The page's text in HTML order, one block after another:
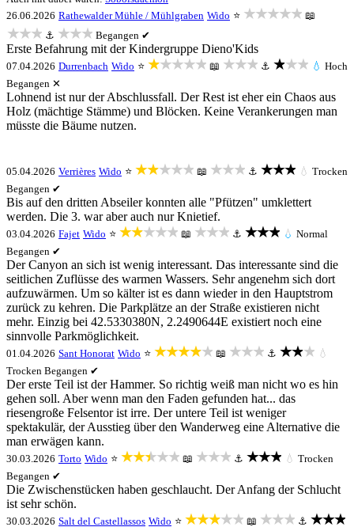
26.06.2026 Rathewalder Mühle / Mühlgraben Wido ⭐ ★★★★★ 📖
★★★ ⚓ ★★★ Begangen ✔
Erste Befahrung mit der Kindergruppe Dieno'Kids
07.04.2026 Durrenbach Wido ⭐ ★★★★★ 📖 ★★★ ⚓ ★★★ 💧 Hoch
Begangen ✕
Lohnend ist nur der Abschlussfall. Der Rest ist eher ein Chaos aus
Holz (mächtige Stämme) und Blöcken. Keine Verankerungen man
müsste die Bäume nutzen.
05.04.2026 Verrières Wido ⭐ ★★★★★ 📖 ★★★ ⚓ ★★★ 💧 Trocken
Begangen ✔
Bis auf den dritten Abseiler konnten alle "Pfützen" umklettert
werden. Die 3. war aber auch nur Knietief.
03.04.2026 Fajet Wido ⭐ ★★★★★ 📖 ★★★ ⚓ ★★★ 💧 Normal
Begangen ✔
Der Canyon an sich ist wenig interessant. Das interessante sind die
seitlichen Zuflüsse des warmen Wassers. Sehr angenehm sich dort
aufzuwärmen. Um so kälter ist es dann wieder in den Hauptstrom
zurück zu kehren. Die Parkplätze an der Straße existieren nicht
mehr. Einzig bei 42.5330380N, 2.2490644E existiert noch eine
sinnvolle Parkmöglichkeit.
01.04.2026 Sant Honorat Wido ⭐ ★★★★★ 📖 ★★★ ⚓ ★★★ 💧
Trocken Begangen ✔
Der erste Teil ist der Hammer. So richtig weiß man nicht wo es hin
gehen soll. Aber wenn man den Faden gefunden hat... das
riesengroße Felsentor ist irre. Der untere Teil ist weniger
spektakulär, der Ausstieg über den Wanderweg eine Alternative die
man erwägen kann.
30.03.2026 Torto Wido ⭐ ★★★★★ 📖 ★★★ ⚓ ★★★ 💧 Trocken
Begangen ✔
Die Zwischenstücken haben geschlaucht. Der Anfang der Schlucht
ist sehr schön.
30.03.2026 Salt del Castellassos Wido ⭐ ★★★★★ 📖 ★★★ ⚓ ★★★